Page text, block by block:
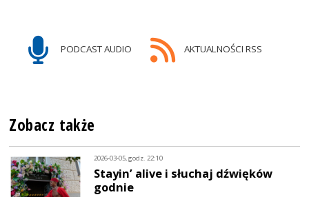
PODCAST AUDIO AKTUALNOŚCI RSS
Zobacz także
2026-03-05, godz. 22:10
Stayin’ alive i słuchaj dźwięków
godnie